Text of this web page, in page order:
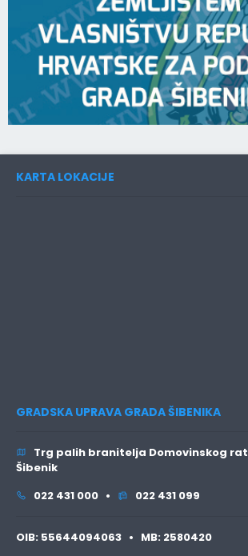
KARTA LOKACIJE
GRADSKA UPRAVA GRADA ŠIBENIKA
Trg palih branitelja Domovinskog
Šibenik
022 431 000 •
022 431 099
OIB: 55644094063 • MB: 2580420